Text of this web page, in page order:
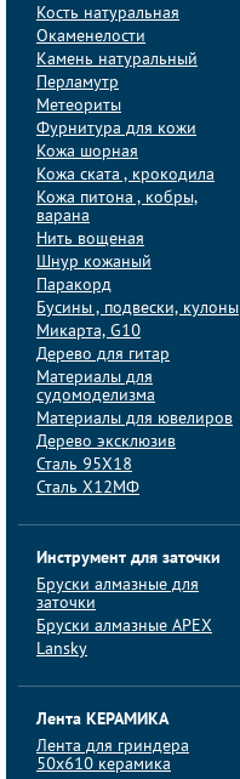
Кость натуральная
Окаменелости
Камень натуральный
Перламутр
Метеориты
Фурнитура для кожи
Кожа шорная
Кожа ската , крокодила
Кожа питона , кобры,
варана
Нить вощеная
Шнур кожаный
Паракорд
Бусины , подвески, кулоны
Микарта, G10
Дерево для гитар
Материалы для
судомоделизма
Материалы для ювелиров
Дерево эксклюзив
Сталь 95Х18
Сталь Х12МФ
Инструмент для заточки
Бруски алмазные для
заточки
Бруски алмазные APEX
Lansky
Лента КЕРАМИКА
Лента для гриндера
50х610 керамика